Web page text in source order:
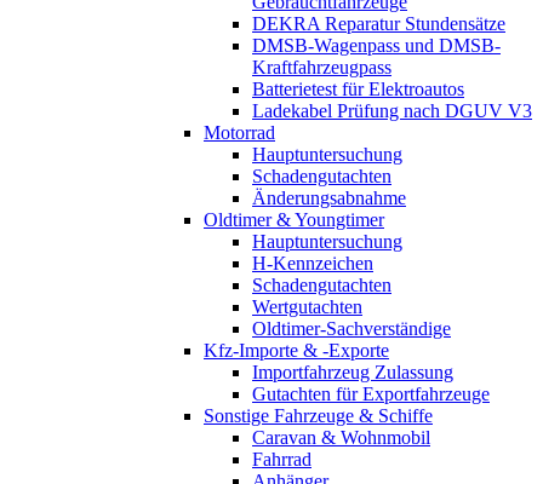
DEKRA Reparatur Stundensätze
DMSB-Wagenpass und DMSB-
Kraftfahrzeugpass
Batterietest für Elektroautos
Ladekabel Prüfung nach DGUV V3
Motorrad
Hauptuntersuchung
Schadengutachten
Änderungsabnahme
Oldtimer & Youngtimer
Hauptuntersuchung
H-Kennzeichen
Schadengutachten
Wertgutachten
Oldtimer-Sachverständige
Kfz-Importe & -Exporte
Importfahrzeug Zulassung
Gutachten für Exportfahrzeuge
Sonstige Fahrzeuge & Schiffe
Caravan & Wohnmobil
Fahrrad